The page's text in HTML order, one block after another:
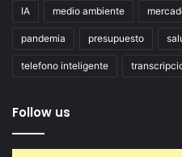
IA medio ambiente
pandemia presupuesto
telefono inteligente
Follow us